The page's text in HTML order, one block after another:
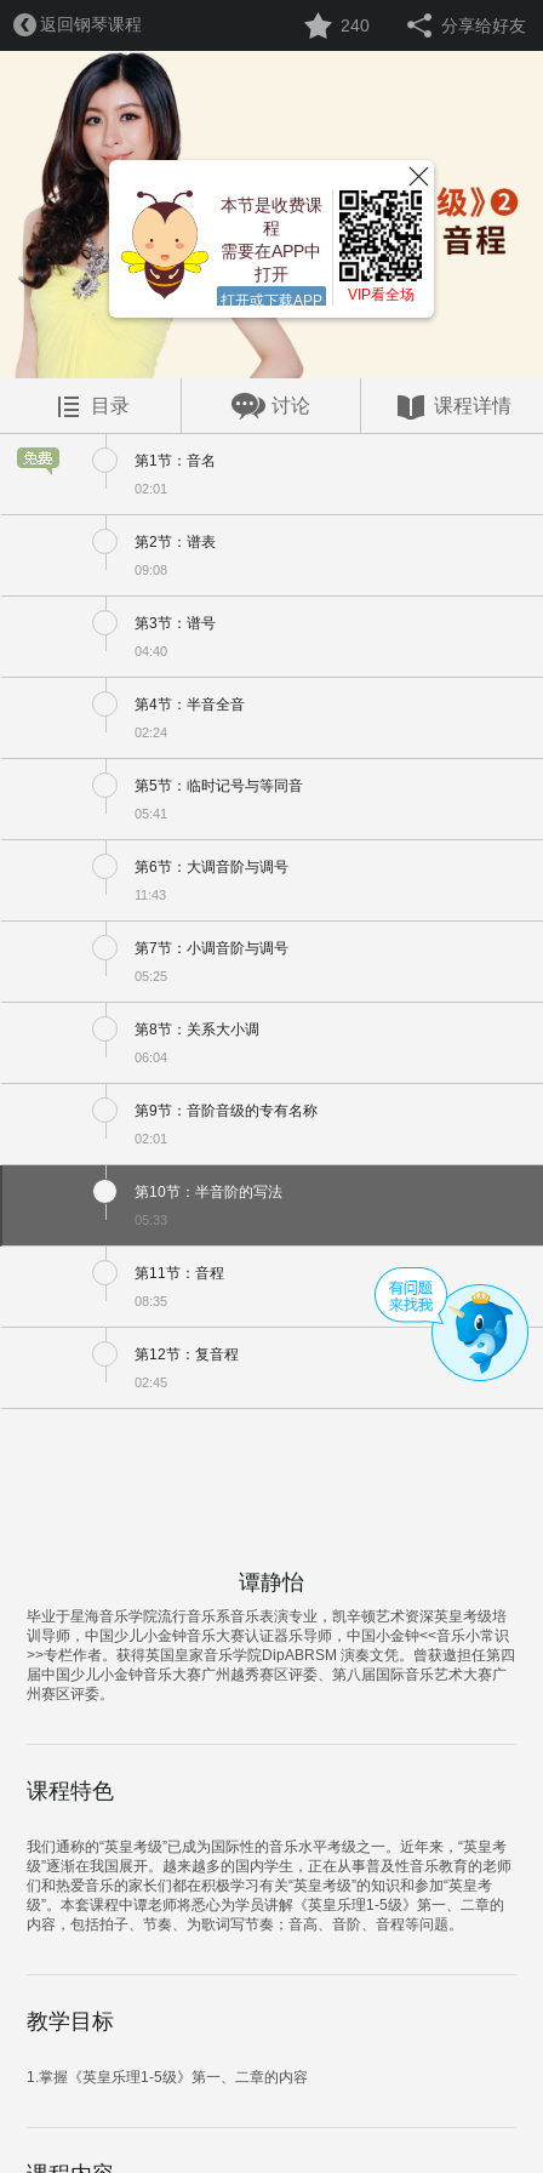
返回钢琴课程 240 分享给好友
本节是收费课
程
需要在APP中
打开
打开或下载APP VIP看全场
目录 讨论 课程详情
第1节：音名
02:01
第2节：谱表
09:08
第3节：谱号
04:40
第4节：半音全音
02:24
第5节：临时记号与等同音
05:41
第6节：大调音阶与调号
11:43
第7节：小调音阶与调号
05:25
第8节：关系大小调
06:04
第9节：音阶音级的专有名称
02:01
第10节：半音阶的写法
05:33
第11节：音程
08:35
第12节：复音程
02:45
谭静怡
毕业于星海音乐学院流行音乐系音乐表演专业，凯辛顿艺术资深英皇考级培
训导师，中国少儿小金钟音乐大赛认证器乐导师，中国小金钟<<音乐小常识
>>专栏作者。获得英国皇家音乐学院DipABRSM 演奏文凭。曾获邀担任第四
届中国少儿小金钟音乐大赛广州越秀赛区评委、第八届国际音乐艺术大赛广
州赛区评委。
课程特色
我们通称的“英皇考级”已成为国际性的音乐水平考级之一。近年来，“英皇考
级”逐渐在我国展开。越来越多的国内学生，正在从事普及性音乐教育的老师
们和热爱音乐的家长们都在积极学习有关“英皇考级”的知识和参加“英皇考
级”。本套课程中谭老师将悉心为学员讲解《英皇乐理1-5级》第一、二章的
内容，包括拍子、节奏、为歌词写节奏；音高、音阶、音程等问题。
教学目标
1.掌握《英皇乐理1-5级》第一、二章的内容